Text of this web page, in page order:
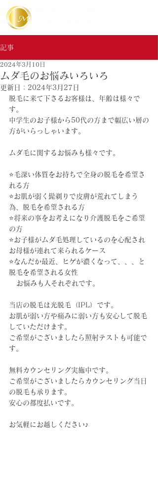
記事
ムダ毛のお悩みいろいろ
2024年3月10日
更新日： 2024年3月27日
脱毛に来て下さるお客様は、年齢は様々で
す。
中学生のお子様から50代の方まで幅広い層の
方がいらっしゃいます。
ムダ毛に関するお悩みも様々です。
⭐️毛深い体質をお持ちで全身の脱毛を希望さ
れる方
⭐️お肌が弱く髭剃りで皮膚が荒れてしまう
為、脱毛を希望される方
⭐️将来の事をお考えになり介護脱毛をご希望
の方
⭐️お子様がムダ毛処理しているのを心配され
お母様が連れて来られるケース
⭐️なんだか最近、ヒゲが濃くなって、、、と
脱毛を希望される女性
   お悩みも人それぞれです。
当店の脱毛は光脱毛（IPL）です。
お肌が弱い方や痛みに弱い方も安心して脱毛
していただけます。
ご希望がございましたら照射テストも可能で
す。
無料カウンセリング実施中です。
ご希望がございましたらカウンセリング当日
の脱毛も承ります。
安心の都度払いです。
お気軽にお越しください♪